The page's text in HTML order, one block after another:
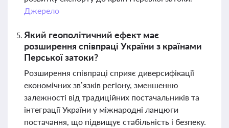
Джерело
Який геополітичний ефект має
розширення співпраці України з країнами
Перської затоки?
Розширення співпраці сприяє диверсифікації
економічних зв’язків регіону, зменшенню
залежності від традиційних постачальників та
інтеграції України у міжнародні ланцюги
постачання, що підвищує стабільність і безпеку.